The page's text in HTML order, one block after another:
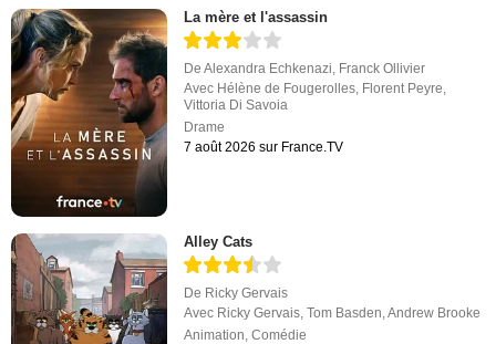
La mère et l'assassin
DeAlexandra Echkenazi Franck Ollivier
Avec Hélène de Fougerolles Florent Peyre
Vittoria Di Savoia
Drame
7 août 2026 sur France.TV
Alley Cats
De Ricky Gervais
Avec Ricky Gervais,Tom Basden,Andrew Brooke
Animation,Comédie